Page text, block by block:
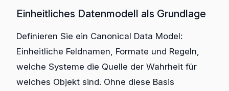
Einheitliches Datenmodell als Grundlage
Definieren Sie ein Canonical Data Model:
Einheitliche Feldnamen, Formate und Regeln,
welche Systeme die Quelle der Wahrheit für
welches Objekt sind. Ohne diese Basis